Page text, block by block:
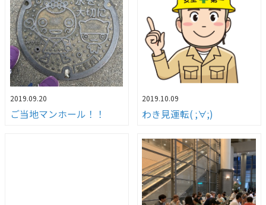
2019.09.20
ご当地マンホール！！
2019.10.09
わき見運転( ;∀;)